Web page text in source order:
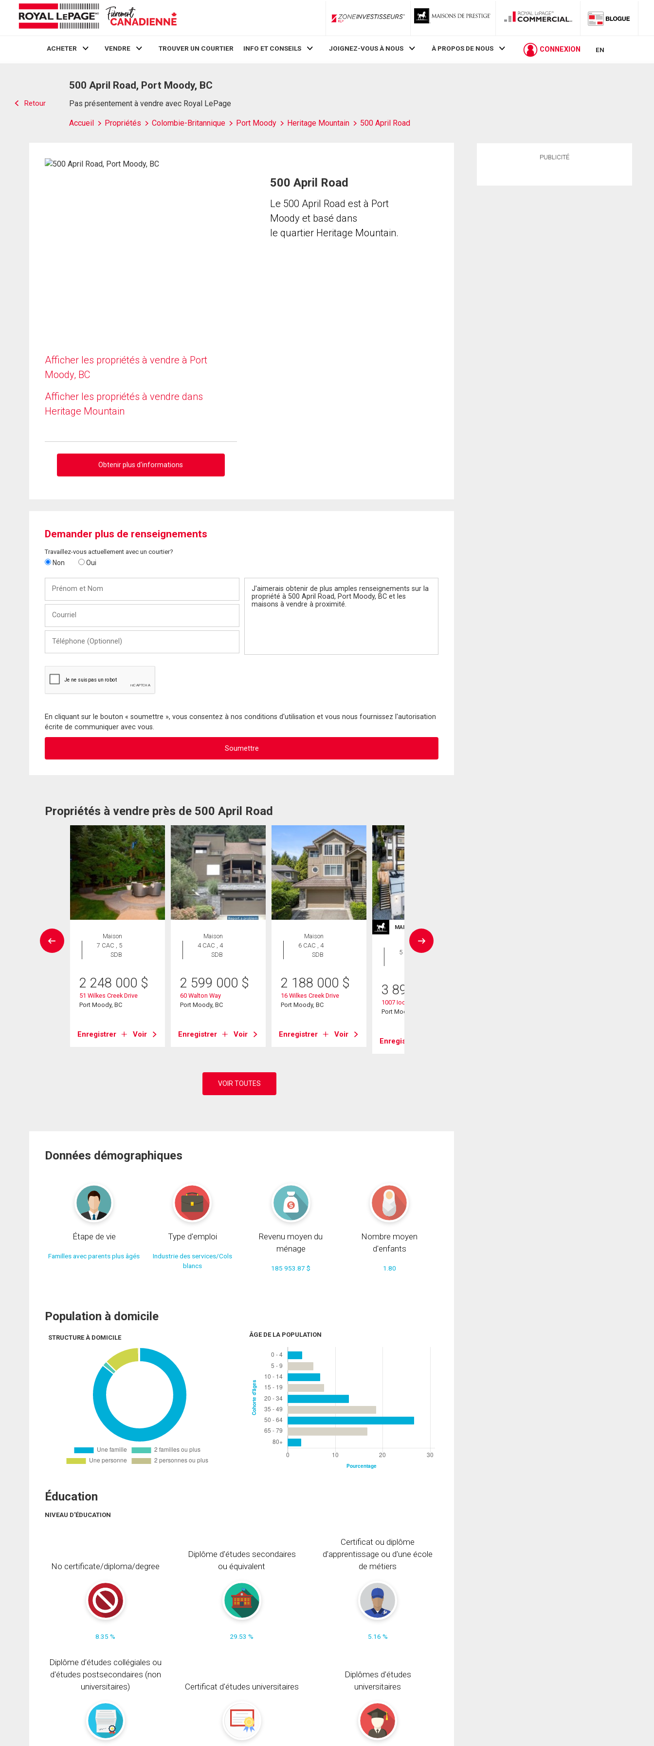
ZoneInvestisseurs RLP
ACHETER VENDRE TROUVER UN COURTIER INFO ET CONSEILS JOIGNEZ-VOUS À NOUS À PROPOS DE NOUS CONNEXION EN
Retour
500 April Road, Port Moody, BC
Pas présentement à vendre avec Royal LePage
Accueil Propriétés Colombie-Britannique Port Moody Heritage Mountain 500 April Road
Afficher les propriétés à vendre à Port
Moody, BC
Afficher les propriétés à vendre dans
Heritage Mountain
Obtenir plus d'informations
500 April Road
Le 500 April Road est à Port
Moody et basé dans
le quartier Heritage Mountain.
Demander plus de renseignements
Travaillez-vous actuellement avec un courtier?
Non Oui
Nom
(Optionnel)
En cliquant sur le bouton « soumettre », vous consentez à nos conditions d'utilisation et vous nous fournissez l'autorisation
écrite de communiquer avec vous.
Propriétés à vendre près de 500 April Road
Maison
7 CAC , 5
SDB
2 248 000 $
51 Wilkes Creek Drive
Port Moody, BC
Enregistrer Voir
Maison
4 CAC , 4
SDB
2 599 000 $
60 Walton Way
Port Moody, BC
Enregistrer Voir
Maison
6 CAC , 4
SDB
2 188 000 $
16 Wilkes Creek Drive
Port Moody, BC
Enregistrer Voir
MAISONS DE PRESTIGE
Maison
5 CAC , 6
3 899 900
1007 Ioco Road
Port Moody, BC
Enregistrer
Données démographiques
Étape de vie
Familles avec parents plus âgés
Type d'emploi
Industrie des services/Cols
blancs
Revenu moyen du
ménage
185 953.87 $
Nombre moyen
d'enfants
1.80
Population à domicile
STRUCTURE À DOMICILE ÂGE DE LA POPULATION
Éducation
NIVEAU D'ÉDUCATION
No certificate/diploma/degree
8.35 %
Diplôme d'études secondaires
ou équivalent
29.53 %
Certificat ou diplôme
d'apprentissage ou d'une école
de métiers
5.16 %
Diplôme d'études collégiales ou
d'études postsecondaires (non
universitaires)
Certificat d'études universitaires
Diplômes d'études
universitaires
PUBLICITÉ